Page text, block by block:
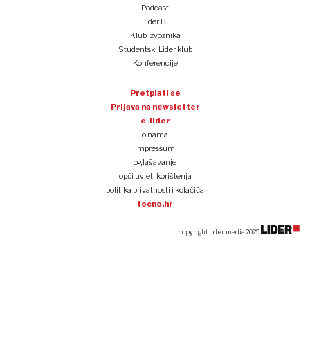
Podcast
Lider BI
Klub izvoznika
Studentski Lider klub
Konferencije
Pretplati se
Prijava na newsletter
e-lider
o nama
impressum
oglašavanje
opći uvjeti korištenja
politika privatnosti i kolačića
tocno.hr
copyright lider media 2025.